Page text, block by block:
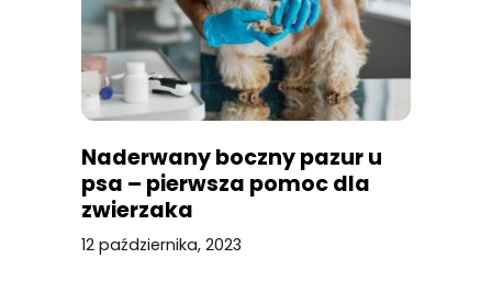
Naderwany boczny pazur u
psa – pierwsza pomoc dla
zwierzaka
12 października, 2023